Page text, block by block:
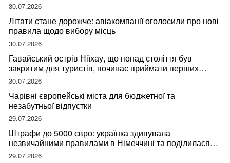
30.07.2026
Літати стане дорожче: авіакомпанії оголосили про нові
правила щодо вибору місць
30.07.2026
Гавайський острів Ніїхау, що понад століття був
закритим для туристів, починає приймати перших
відвідувачів
30.07.2026
Чарівні європейські міста для бюджетної та
незабутньої відпустки
29.07.2026
Штрафи до 5000 євро: українка здивувала
незвичайними правилами в Німеччині та поділилася
правдою
29.07.2026